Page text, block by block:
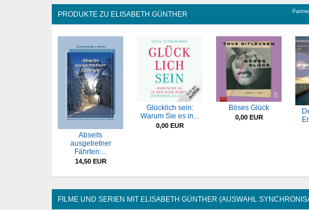
PRODUKTE ZU ELISABETH GÜNTHER
Abseits
ausgetretner
Fährten:...
14,50 EUR
Glücklich sein:
Warum Sie es in...
0,00 EUR
Böses Glück
0,00 EUR
FILME UND SERIEN MIT ELISABETH GÜNTHER (AUSWAHL